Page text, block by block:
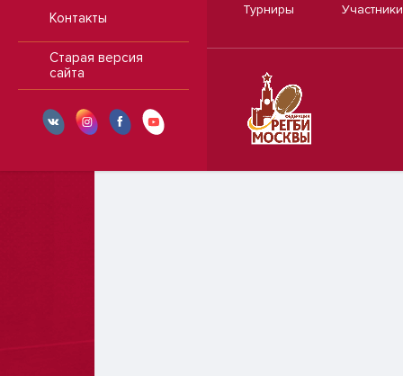
Контакты
Старая версия
сайта
Турниры Участники